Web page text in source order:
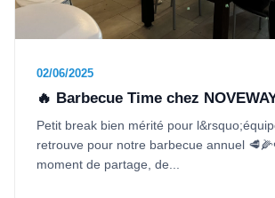
02/06/2025
🔥 Barbecue Time chez
Petit break bien mérité pour
retrouve pour notre barbecue annuel
moment de partage, de...